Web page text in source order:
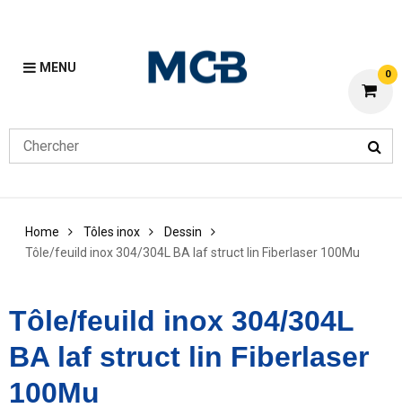
MENU 0
Home Tôles inox
Dessin
Tôle/feuild inox 304/304L BA laf struct lin Fiberlaser 100Mu
Tôle/feuild inox 304/304L
BA laf struct lin Fiberlaser
100Mu